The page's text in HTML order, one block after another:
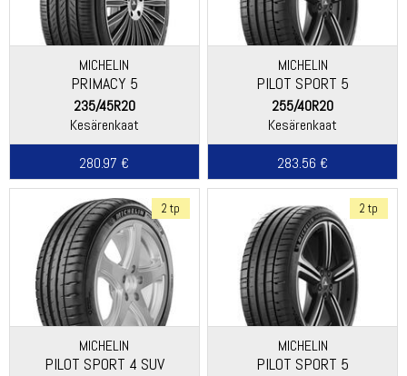
MICHELIN
PRIMACY 5
235/45R20
Kesärenkaat
280.97 €
MICHELIN
PILOT SPORT 5
255/40R20
Kesärenkaat
283.56 €
2 tp
MICHELIN
PILOT SPORT 4 SUV
2 tp
MICHELIN
PILOT SPORT 5